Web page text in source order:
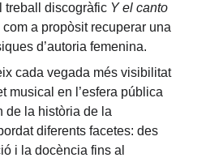
treball discogràfic Y el canto
com a propòsit recuperar una
d’autoria femenina.
cada vegada més visibilitat
musical en l’esfera pública
de la història de la
diferents facetes: des
i la docència fins al